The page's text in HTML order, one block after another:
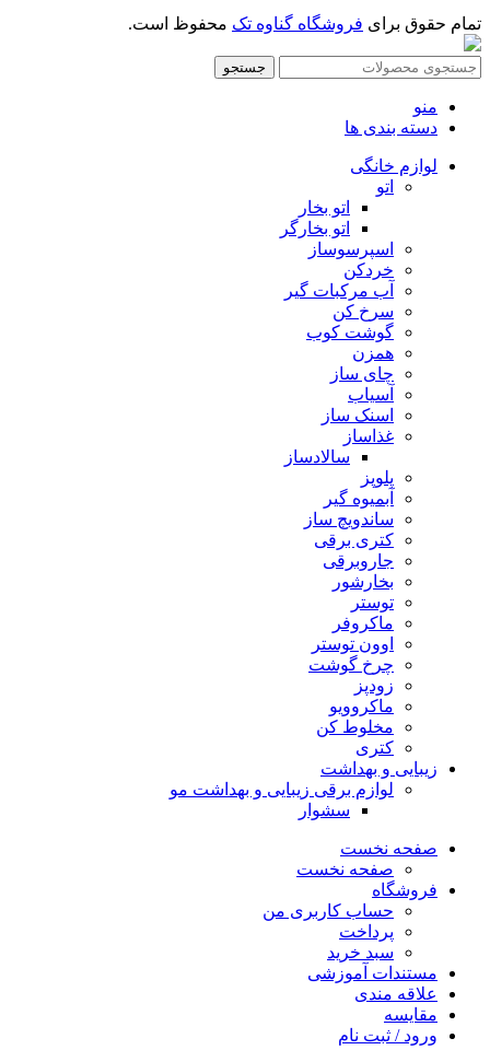
تمام حقوق برای فروشگاه گناوه تک محفوظ است.
جستجو
منو
دسته بندی ها
لوازم خانگی
اتو
اتو بخار
اتو بخارگر
اسپرسوساز
خردکن
آب مرکبات گیر
سرخ کن
گوشت کوب
همزن
چای ساز
آسیاب
اسنک ساز
غذاساز
سالادساز
پلوپز
آبمیوه گیر
ساندویچ ساز
کتری برقی
جاروبرقی
بخارشور
توستر
ماکروفر
اوون توستر
چرخ گوشت
زودپز
ماکروویو
مخلوط کن
کتری
زیبایی و بهداشت
لوازم برقی زیبایی و بهداشت مو
سشوار
صفحه نخست
صفحه نخست
فروشگاه
حساب کاربری من
پرداخت
سبد خرید
مستندات آموزشی
علاقه مندی
مقایسه
ورود / ثبت نام